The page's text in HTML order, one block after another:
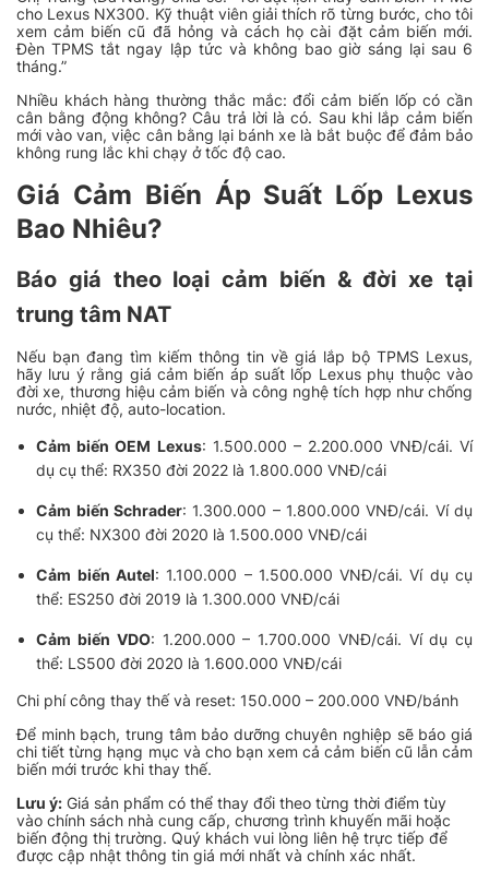
cho Lexus NX300. Kỹ thuật viên giải thích rõ từng bước, cho tôi
xem cảm biến cũ đã hỏng và cách họ cài đặt cảm biến mới.
Đèn TPMS tắt ngay lập tức và không bao giờ sáng lại sau 6
tháng.”
Nhiều khách hàng thường thắc mắc: đổi cảm biến lốp có cần
cân bằng động không? Câu trả lời là có. Sau khi lắp cảm biến
mới vào van, việc cân bằng lại bánh xe là bắt buộc để đảm bảo
không rung lắc khi chạy ở tốc độ cao.
Giá Cảm Biến Áp Suất Lốp Lexus
Bao Nhiêu?
Báo giá theo loại cảm biến & đời xe tại
trung tâm NAT
Nếu bạn đang tìm kiếm thông tin về giá lắp bộ TPMS Lexus,
hãy lưu ý rằng giá cảm biến áp suất lốp Lexus phụ thuộc vào
đời xe, thương hiệu cảm biến và công nghệ tích hợp như chống
nước, nhiệt độ, auto-location.
Cảm biến OEM Lexus: 1.500.000 – 2.200.000 VNĐ/cái. Ví
dụ cụ thể: RX350 đời 2022 là 1.800.000 VNĐ/cái
Cảm biến Schrader: 1.300.000 – 1.800.000 VNĐ/cái. Ví dụ
cụ thể: NX300 đời 2020 là 1.500.000 VNĐ/cái
Cảm biến Autel: 1.100.000 – 1.500.000 VNĐ/cái. Ví dụ cụ
thể: ES250 đời 2019 là 1.300.000 VNĐ/cái
Cảm biến VDO: 1.200.000 – 1.700.000 VNĐ/cái. Ví dụ cụ
thể: LS500 đời 2020 là 1.600.000 VNĐ/cái
Chi phí công thay thế và reset: 150.000 – 200.000 VNĐ/bánh
Để minh bạch, trung tâm bảo dưỡng chuyên nghiệp sẽ báo giá
chi tiết từng hạng mục và cho bạn xem cả cảm biến cũ lẫn cảm
biến mới trước khi thay thế.
Lưu ý: Giá sản phẩm có thể thay đổi theo từng thời điểm tùy
vào chính sách nhà cung cấp, chương trình khuyến mãi hoặc
biến động thị trường. Quý khách vui lòng liên hệ trực tiếp để
được cập nhật thông tin giá mới nhất và chính xác nhất.